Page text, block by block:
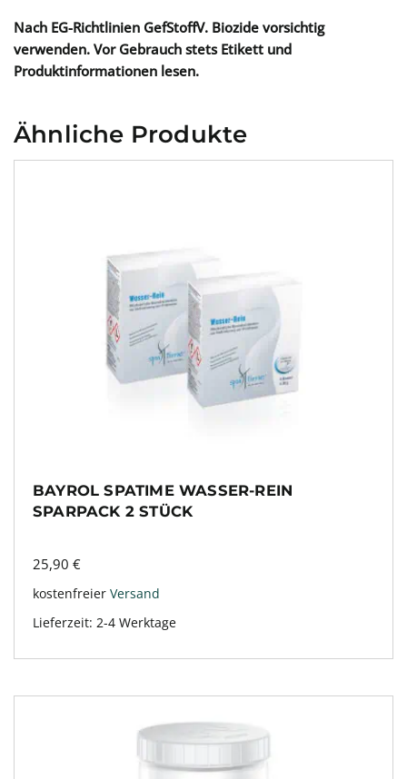
Nach EG-Richtlinien GefStoffV. Biozide vorsichtig
verwenden. Vor Gebrauch stets Etikett und
Produktinformationen lesen.
Ähnliche Produkte
BAYROL SPATIME WASSER-REIN
SPARPACK 2 STÜCK
25,90 €
kostenfreier Versand
Lieferzeit: 2-4 Werktage